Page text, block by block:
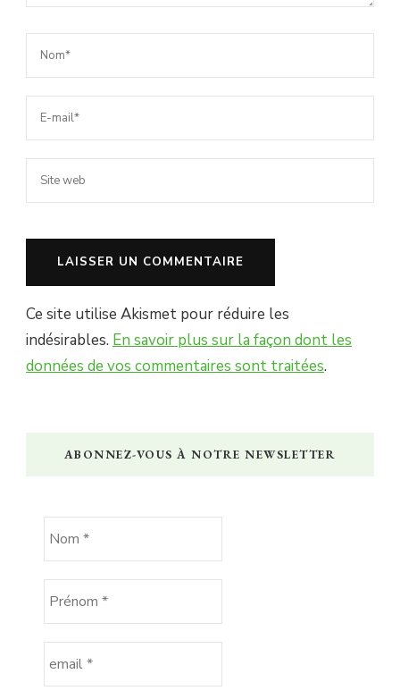
Ce site utilise Akismet pour réduire les
indésirables. En savoir plus sur la façon dont les
données de vos commentaires sont traitées.
ABONNEZ-VOUS À NOTRE NEWSLETTER